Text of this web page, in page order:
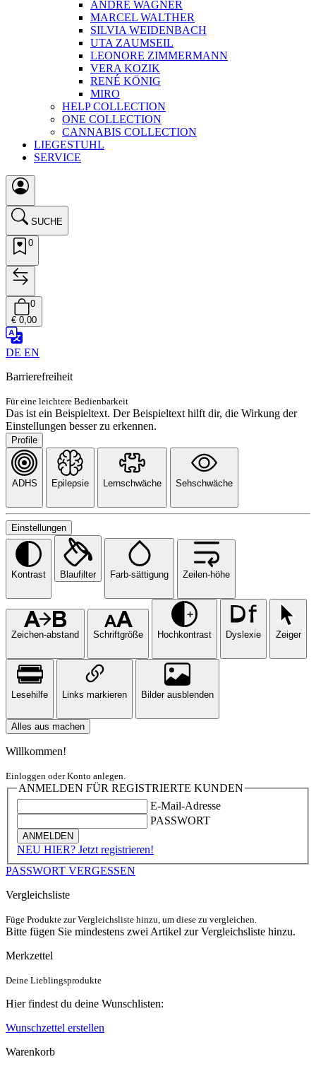
ANDRÉ WAGNER
MARCEL WALTHER
SILVIA WEIDENBACH
UTA ZAUMSEIL
LEONORE ZIMMERMANN
VERA KOZIK
RENÉ KÖNIG
MIRO
HELP COLLECTION
ONE COLLECTION
CANNABIS COLLECTION
LIEGESTUHL
SERVICE
SUCHE
0
0
€ 0,00
DE EN
Barrierefreiheit
Für eine leichtere Bedienbarkeit
Das ist ein Beispieltext. Der Beispieltext hilft dir, die Wirkung der
Einstellungen besser zu erkennen.
Profile
ADHS Epilepsie Lernschwäche Sehschwäche
Einstellungen
Kontrast Blaufilter Farb-sättigung Zeilen-höhe
Zeichen-abstand Schriftgröße Hochkontrast Dyslexie Zeiger
Lesehilfe Links markieren Bilder ausblenden
Alles aus machen
Willkommen!
Einloggen oder Konto anlegen.
ANMELDEN FÜR REGISTRIERTE KUNDEN
E-Mail-Adresse
PASSWORT
ANMELDEN
NEU HIER? Jetzt registrieren!
PASSWORT VERGESSEN
Vergleichsliste
Füge Produkte zur Vergleichsliste hinzu, um diese zu vergleichen.
Bitte fügen Sie mindestens zwei Artikel zur Vergleichsliste hinzu.
Merkzettel
Deine Lieblingsprodukte
Hier findest du deine Wunschlisten:
Wunschzettel erstellen
Warenkorb